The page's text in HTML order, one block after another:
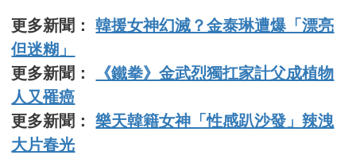
更多新聞：韓援女神幻滅？金泰琳遭爆「漂亮
但迷糊」
更多新聞：
《鐵拳》金武烈獨扛家計父成植物
人又罹癌
更多新聞：樂天韓籍女神「性感趴沙發」辣洩
大片春光